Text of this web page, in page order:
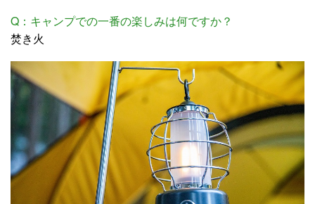
Q：キャンプでの一番の楽しみは何ですか？
焚き火